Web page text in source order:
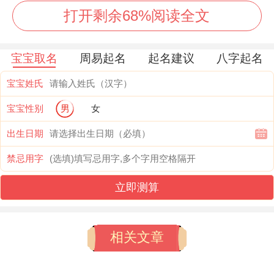
2026年6月21日（农历五月十七、夏至）
致、白昼最长,标记着生命力与活力的顶峰，
宜:庆祝，祈福、开启重要事项，忌:嫁娶，
掘井、理发...
夏至出生的孩子，传统上认位其性格开朗积
极，充斥活力,有着强烈的好问心同寻找欲，
对新鲜对象接受技能 快，在事业在领域 敢
注意事项：此日火气极旺。需注意补水降温,
打开剩余68%阅读全文
宝宝取名 周易起名 起名建议 八字起名
宝宝姓氏
宝宝性别 男 女
出生日期
禁忌用字
立即测算
相关文章